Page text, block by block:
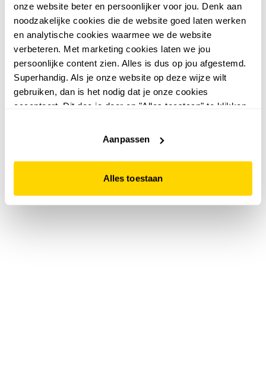
onze website beter en persoonlijker voor jou. Denk aan
noodzakelijke cookies die de website goed laten werken
en analytische cookies waarmee we de website
verbeteren. Met marketing cookies laten we jou
persoonlijke content zien. Alles is dus op jou afgestemd.
Superhandig. Als je onze website op deze wijze wilt
gebruiken, dan is het nodig dat je onze cookies
accepteert. Dit doe je door op "Alles toestaan" te klikken.
website niet optimaal functioneert.
Aanpassen
Alles toestaan